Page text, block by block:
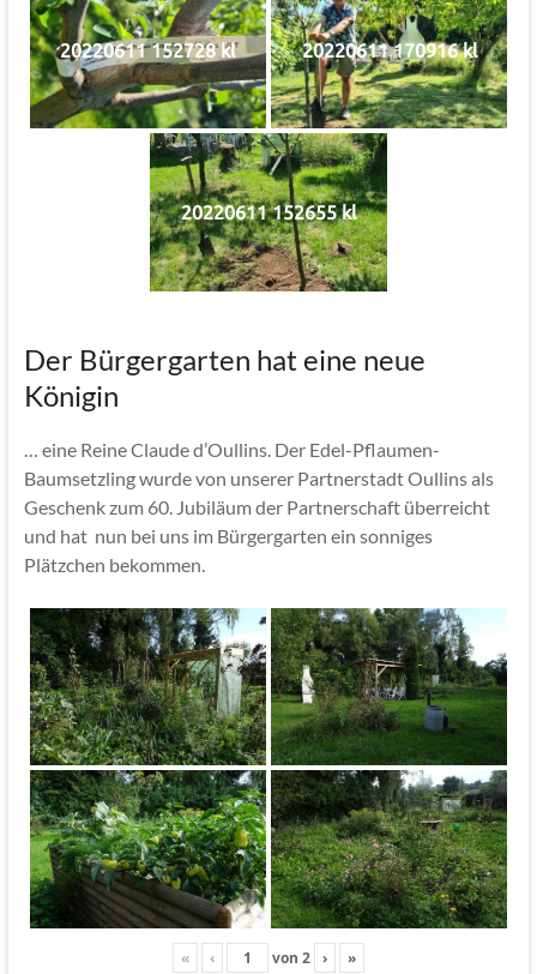
20220611 152728 kl 20220611 170916 kl
20220611 152655 kl
Der Bürgergarten hat eine neue
Königin
… eine Reine Claude d’Oullins. Der Edel-Pflaumen-
Baumsetzling wurde von unserer Partnerstadt Oullins als
Geschenk zum 60. Jubiläum der Partnerschaft überreicht
und hat nun bei uns im Bürgergarten ein sonniges
Plätzchen bekommen.
« ‹ von 2 › »